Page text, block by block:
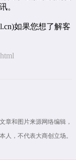
。
如果您想了解客
章和图片来源网络编辑，
人，不代表大商创立场。